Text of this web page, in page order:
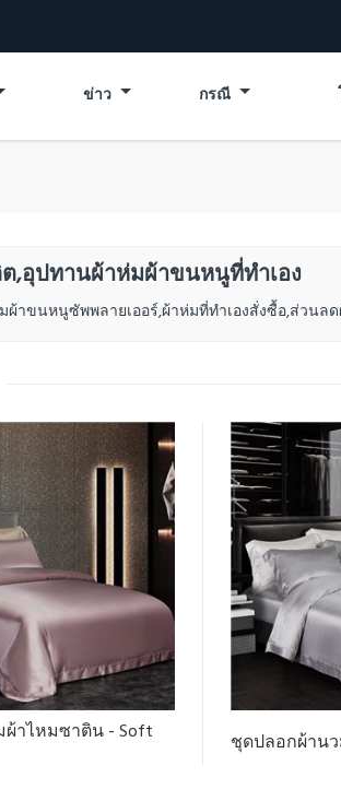
ข่าว กรณี
,อุปทานผ้าห่มผ้าขนหนูที่ทำเอง
าขนหนูซัพพลายเออร์,ผ้าห่มที่ทำเองสั่งซื้อ,ส่วน
าไหมซาติน - Soft ชุดปลอกผ้าน